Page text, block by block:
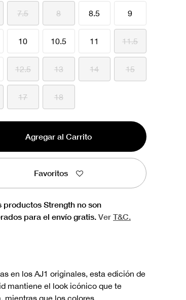
7.5 8 8.5 9
10 10.5 11 11.5
12.5 13 14 15
17 18
Agregar al Carrito
Favoritos
productos Strength no son
para el envío gratis. Ver T&C.
en los AJ1 originales, esta edición de
mantiene el look icónico que te
mientras que los colores